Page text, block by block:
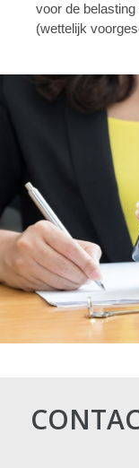
voor de
(wettelijk